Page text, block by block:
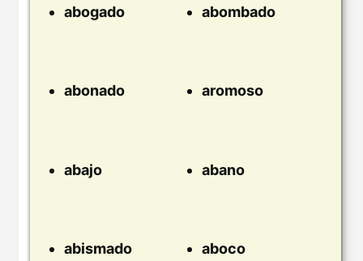
abogado abombado
abonado aromoso
abajo abano
abismado aboco